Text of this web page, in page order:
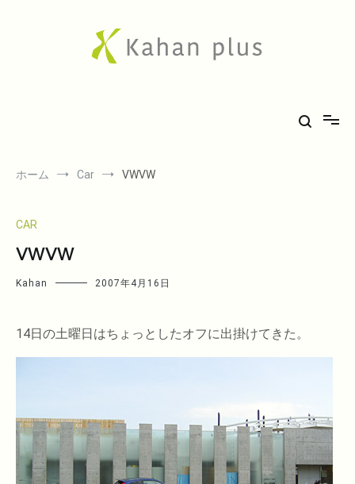
ホーム Car VWVW
CAR
VWVW
Kahan 2007年4月16日
14日の土曜日はちょっとしたオフに出掛けてきた。